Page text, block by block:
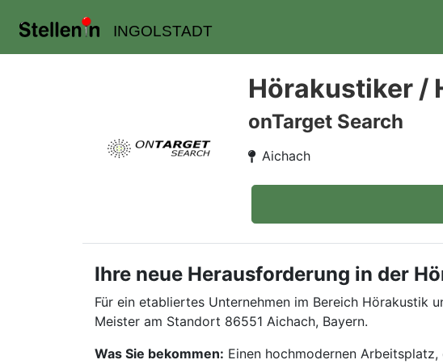
INGOLSTADT
Hörakustiker /
onTarget Search
Aichach
Ihre neue Herausforderung in der
Für ein etabliertes Unternehmen im Bereich
Meister am Standort 86551 Aichach, Bayern.
Was Sie bekommen: Einen hochmodernen